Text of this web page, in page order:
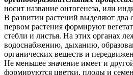
носит название онтогенеза, или
В развитии растений выделяют два
первом растения формируют
стебли и листья. На этих органах
водоснабжению, дыханию,
органических веществ и
Не меньшее значение имеет и
формируются цветки, плоды и